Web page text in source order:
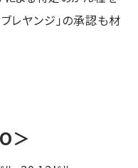
レヤンジ」の承認も材
＞